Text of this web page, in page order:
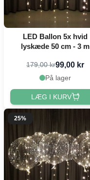
LED Ballon 5x hvid
lyskæde 50 cm - 3 m
179,00 kr99,00 kr
På lager
LÆG I KURV
25%